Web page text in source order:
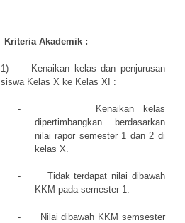
Kriteria Akademik :
1)
Kenaikan kelas dan penjurusan
siswa Kelas X ke Kelas XI :
-
Kenaikan kelas
dipertimbangkan berdasarkan
nilai rapor semester 1 dan 2 di
kelas X.
-
Tidak terdapat nilai dibawah
KKM pada semester 1.
-
Nilai dibawah KKM semsester